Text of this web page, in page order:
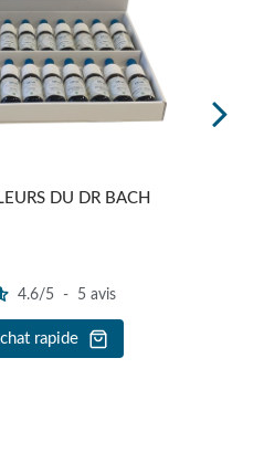
DU DR BACH
4.6/5 - 5 avis
rapide